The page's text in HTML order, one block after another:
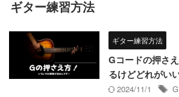
ギター練習方法
ギター練習方法
Gコードの押さ
るけどどれがい
2024/11/1